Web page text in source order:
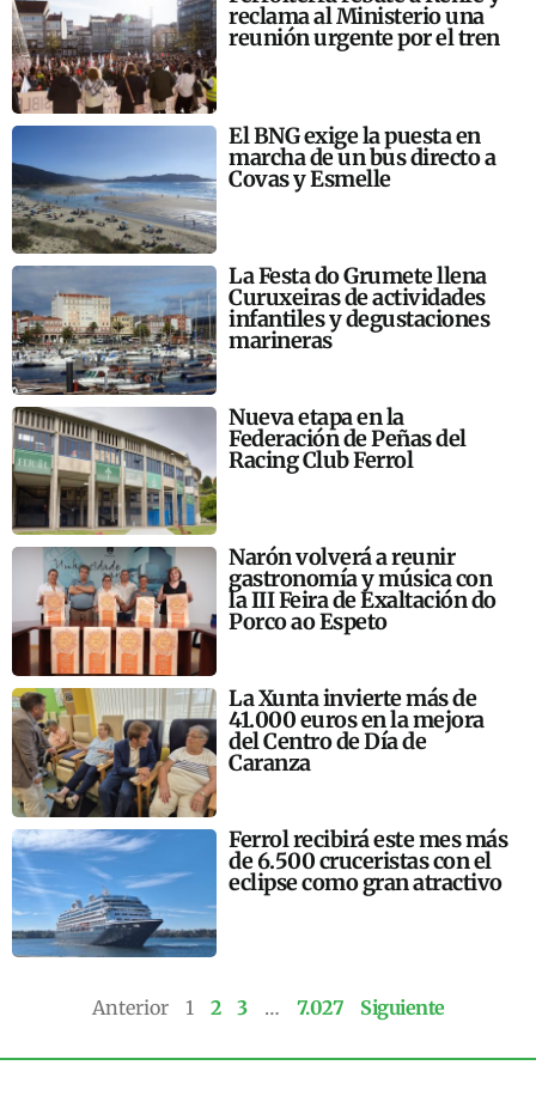
reclama al Ministerio una
reunión urgente por el tren
El BNG exige la puesta en
marcha de un bus directo a
Covas y Esmelle
La Festa do Grumete llena
Curuxeiras de actividades
infantiles y degustaciones
marineras
Nueva etapa en la
Federación de Peñas del
Racing Club Ferrol
Narón volverá a reunir
gastronomía y música con
la III Feira de Exaltación do
Porco ao Espeto
La Xunta invierte más de
41.000 euros en la mejora
del Centro de Día de
Caranza
Ferrol recibirá este mes más
de 6.500 cruceristas con el
eclipse como gran atractivo
Anterior 1 2 3 … 7.027 Siguiente